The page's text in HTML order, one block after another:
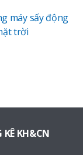
máy sấy động
trời
KH&CN